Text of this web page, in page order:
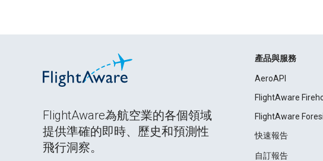
FlightAware為航空業的各個領域
提供準確的即時、歷史和預測性
飛行洞察。
產品與服務
AeroAPI
FlightAware
FlightAware
快速報告
自訂報告